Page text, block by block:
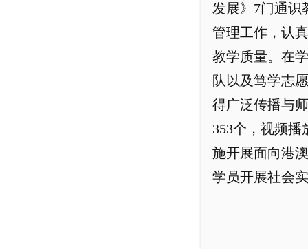
发展》7门通识
管理工作，认
教学质量。在
队以及笃学志
得广泛传播与
353个，视频
施开展面向港
学员开展社会